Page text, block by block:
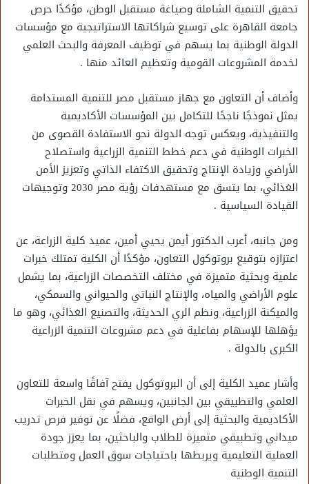
تحقيق التنمية الشاملة وصياغة مستقبل الوطن، مؤكدًا حرص
جامعة القاهرة على توسيع شراكاتها الاستراتيجية مع مؤسسات
الدولة الوطنية بما يسهم في توظيف المعرفة والبحث العلمي
لخدمة المشروعات القومية وتعظيم العائد منها .
وأضاف أن التعاون مع جهاز مستقبل مصر للتنمية المستدامة
يمثل نموذجًا ناجحًا للتكامل بين المؤسسات الأكاديمية
والتنفيذية، ويعكس توجه الدولة نحو الاستفادة القصوى من
الخبرات الوطنية في دعم خطط التنمية الزراعية واستصلاح
الأراضي وزيادة الإنتاج وتحقيق الاكتفاء الذاتي وتعزيز الأمن
الغذائي، بما يتسق مع مستهدفات رؤية مصر 2030 وتوجيهات
القيادة السياسية .
ومن جانبه، أعرب الدكتور أيمن يحيي أمين، عميد كلية الزراعة، عن
اعتزازه بتوقيع بروتوكول التعاون، مؤكدًا أن الكلية تمتلك خبرات
علمية وبحثية متميزة في مختلف التخصصات الزراعية، بما يشمل
علوم الأراضي والمياه، والإنتاج النباتي والحيواني والسمكي،
والميكنة الزراعية، ونظم الري الحديثة، والتصنيع الغذائي، وهو ما
يؤهلها للإسهام بفاعلية في دعم مشروعات التنمية الزراعية
الكبرى بالدولة .
وأشار عميد الكلية إلى أن البروتوكول يفتح آفاقًا واسعة للتعاون
العلمي والتطبيقي بين الجانبين، ويسهم في نقل الخبرات
الأكاديمية والبحثية إلى أرض الواقع، فضلًا عن توفير فرص تدريب
ميداني وتطبيقي متميزة للطلاب والباحثين، بما يعزز جودة
العملية التعليمية ويربطها باحتياجات سوق العمل ومتطلبات
التنمية الوطنية